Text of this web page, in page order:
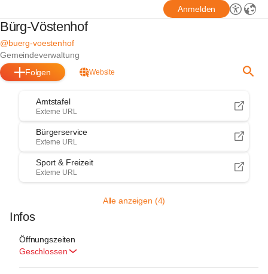
Anmelden
Bürg-Vöstenhof
@buerg-voestenhof
Gemeindeverwaltung
Folgen
Website
Amtstafel
Externe URL
Bürgerservice
Externe URL
Sport & Freizeit
Externe URL
Alle anzeigen (4)
Infos
Öffnungszeiten
Geschlossen